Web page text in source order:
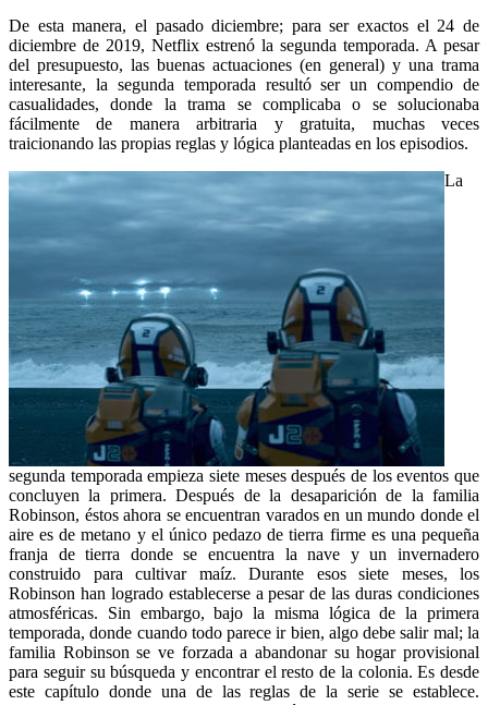
De esta manera, el pasado diciembre; para ser exactos el 24 de
diciembre de 2019, Netflix estrenó la segunda temporada. A pesar
del presupuesto, las buenas actuaciones (en general) y una trama
interesante, la segunda temporada resultó ser un compendio de
casualidades, donde la trama se complicaba o se solucionaba
fácilmente de manera arbitraria y gratuita, muchas veces
traicionando las propias reglas y lógica planteadas en los episodios.
La
segunda temporada empieza siete meses después de los eventos que
concluyen la primera. Después de la desaparición de la familia
Robinson, éstos ahora se encuentran varados en un mundo donde el
aire es de metano y el único pedazo de tierra firme es una pequeña
franja de tierra donde se encuentra la nave y un invernadero
construido para cultivar maíz. Durante esos siete meses, los
Robinson han logrado establecerse a pesar de las duras condiciones
atmosféricas. Sin embargo, bajo la misma lógica de la primera
temporada, donde cuando todo parece ir bien, algo debe salir mal; la
familia Robinson se ve forzada a abandonar su hogar provisional
para seguir su búsqueda y encontrar el resto de la colonia. Es desde
este capítulo donde una de las reglas de la serie se establece.